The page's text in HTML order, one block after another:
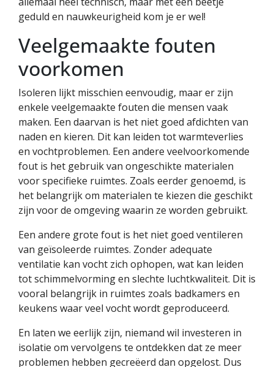
geduld en nauwkeurigheid kom je er wel!
Veelgemaakte fouten
voorkomen
Isoleren lijkt misschien eenvoudig, maar er zijn
enkele veelgemaakte fouten die mensen vaak
maken. Een daarvan is het niet goed afdichten van
naden en kieren. Dit kan leiden tot warmteverlies
en vochtproblemen. Een andere veelvoorkomende
fout is het gebruik van ongeschikte materialen
voor specifieke ruimtes. Zoals eerder genoemd, is
het belangrijk om materialen te kiezen die geschikt
zijn voor de omgeving waarin ze worden gebruikt.
Een andere grote fout is het niet goed ventileren
van geïsoleerde ruimtes. Zonder adequate
ventilatie kan vocht zich ophopen, wat kan leiden
tot schimmelvorming en slechte luchtkwaliteit. Dit is
vooral belangrijk in ruimtes zoals badkamers en
keukens waar veel vocht wordt geproduceerd.
En laten we eerlijk zijn, niemand wil investeren in
isolatie om vervolgens te ontdekken dat ze meer
problemen hebben gecreëerd dan opgelost. Dus